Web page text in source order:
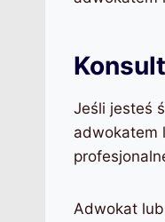
Jeśli jesteś
adwokatem
Adwokat